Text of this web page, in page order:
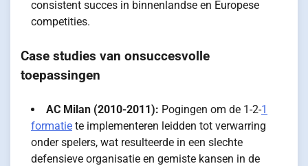
consistent succes in binnenlandse en Europese
competities.
Case studies van onsuccesvolle
toepassingen
AC Milan (2010-2011): Pogingen om de 1-2-1
formatie te implementeren leidden tot verwarring
onder spelers, wat resulteerde in een slechte
defensieve organisatie en gemiste kansen in de